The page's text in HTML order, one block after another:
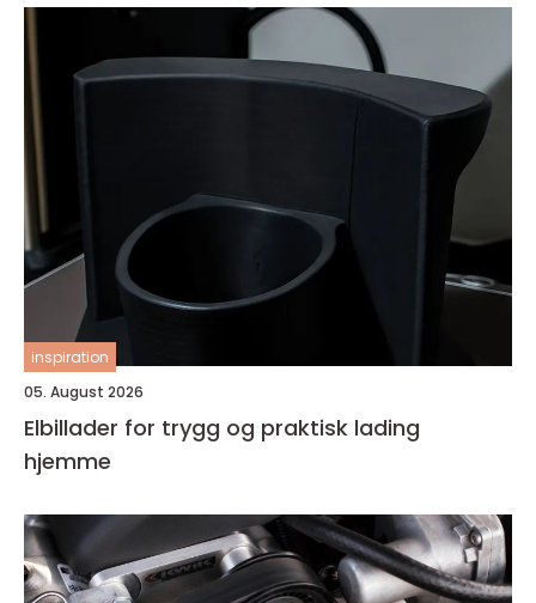
inspiration
05. August 2026
Elbillader for trygg og praktisk lading
hjemme